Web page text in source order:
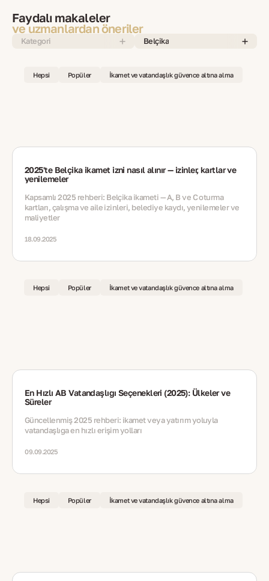
Faydalı makaleler
ve uzmanlardan öneriler
Kategori Belçika
Hepsi Popüler İkamet ve vatandaşlık güvence altına alma
2025'te Belçika ikamet izni nasıl alınır — izinler, kartlar ve
yenilemeler
Kapsamlı 2025 rehberi: Belçika ikameti — A, B ve C oturma
kartları, çalışma ve aile izinleri, belediye kaydı, yenilemeler ve
maliyetler
18.09.2025
Hepsi Popüler İkamet ve vatandaşlık güvence altına alma
En Hızlı AB Vatandaşlığı Seçenekleri (2025): Ülkeler ve
Süreler
Güncellenmiş 2025 rehberi: ikamet veya yatırım yoluyla
vatandaşlığa en hızlı erişim yolları
09.09.2025
Hepsi Popüler İkamet ve vatandaşlık güvence altına alma